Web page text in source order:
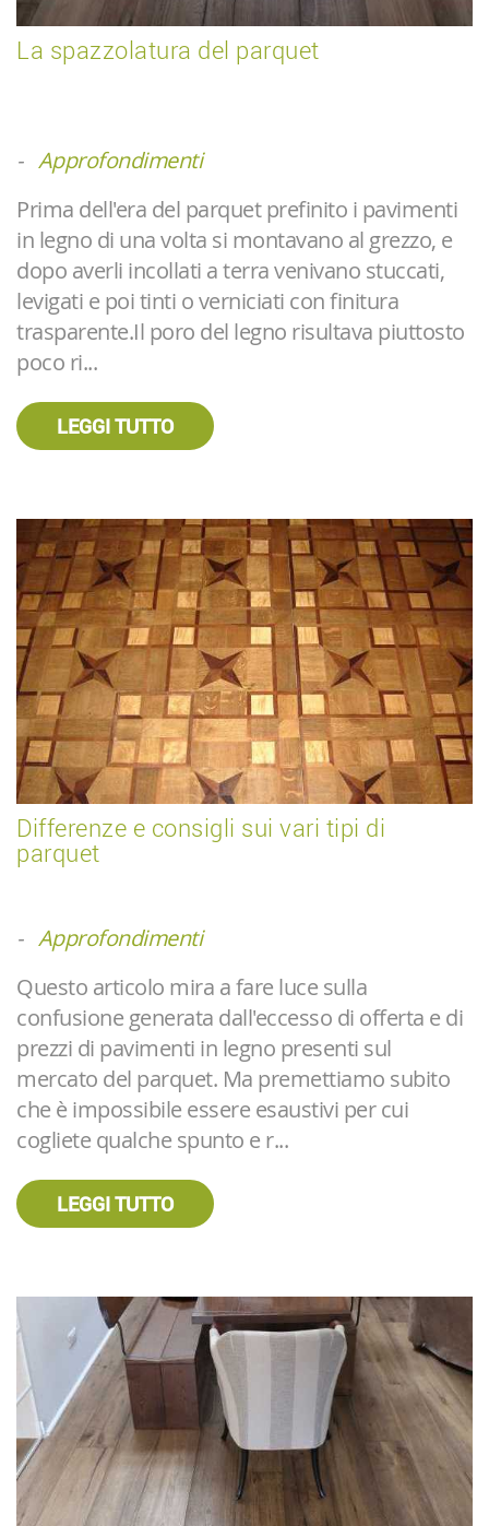
La spazzolatura del parquet
- Approfondimenti
Prima dell'era del parquet prefinito i pavimenti
in legno di una volta si montavano al grezzo, e
dopo averli incollati a terra venivano stuccati,
levigati e poi tinti o verniciati con finitura
trasparente.Il poro del legno risultava piuttosto
poco ri...
LEGGI TUTTO
Differenze e consigli sui vari tipi di
parquet
- Approfondimenti
Questo articolo mira a fare luce sulla
confusione generata dall'eccesso di offerta e di
prezzi di pavimenti in legno presenti sul
mercato del parquet. Ma premettiamo subito
che è impossibile essere esaustivi per cui
cogliete qualche spunto e r...
LEGGI TUTTO